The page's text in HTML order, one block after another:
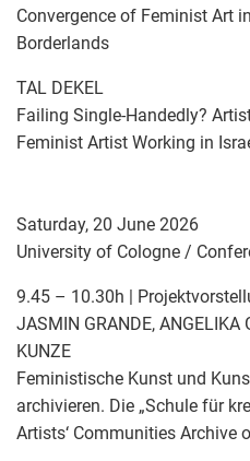
Convergence of Feminist Art
Borderlands
TAL DEKEL
Failing Single-Handedly?
Feminist Artist Working in
Saturday, 20 June 2026
University of Cologne /
9.45 – 10.30h |
JASMIN GRANDE, ANGELIKA
KUNZE
Feministische Kunst und
archivieren. Die „Schule für
Artists‘ Communities Archive